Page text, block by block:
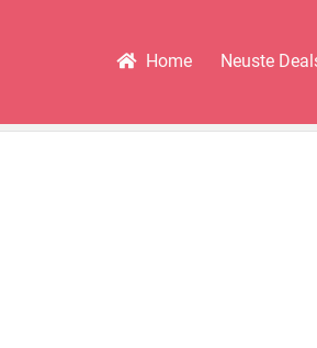
Home Neuste